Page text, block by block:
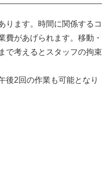
ります。時間に関係するコ
費があげられます。移動・
で考えるとスタッフの拘束
後2回の作業も可能となり